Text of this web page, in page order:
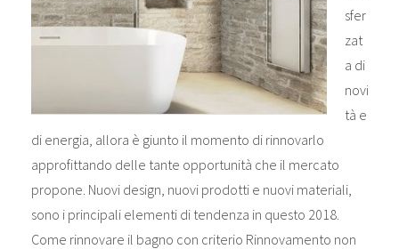
sfer
zat
a di
novi
tà e
di energia, allora è giunto il momento di rinnovarlo
approfittando delle tante opportunità che il mercato
propone. Nuovi design, nuovi prodotti e nuovi materiali,
sono i principali elementi di tendenza in questo 2018.
Come rinnovare il bagno con criterio Rinnovamento non